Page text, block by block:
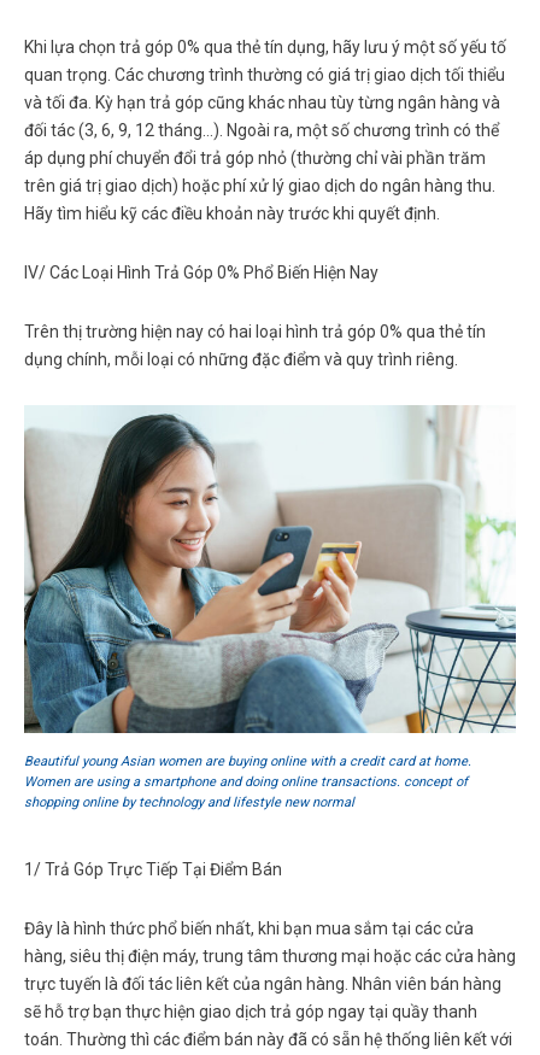
Khi lựa chọn trả góp 0% qua thẻ tín dụng, hãy lưu ý một số yếu tố
quan trọng. Các chương trình thường có giá trị giao dịch tối thiểu
và tối đa. Kỳ hạn trả góp cũng khác nhau tùy từng ngân hàng và
đối tác (3, 6, 9, 12 tháng…). Ngoài ra, một số chương trình có thể
áp dụng phí chuyển đổi trả góp nhỏ (thường chỉ vài phần trăm
trên giá trị giao dịch) hoặc phí xử lý giao dịch do ngân hàng thu.
Hãy tìm hiểu kỹ các điều khoản này trước khi quyết định.
IV/ Các Loại Hình Trả Góp 0% Phổ Biến Hiện Nay
Trên thị trường hiện nay có hai loại hình trả góp 0% qua thẻ tín
dụng chính, mỗi loại có những đặc điểm và quy trình riêng.
Beautiful young Asian women are buying online with a credit card at home.
Women are using a smartphone and doing online transactions. concept of
shopping online by technology and lifestyle new normal
1/ Trả Góp Trực Tiếp Tại Điểm Bán
Đây là hình thức phổ biến nhất, khi bạn mua sắm tại các cửa
hàng, siêu thị điện máy, trung tâm thương mại hoặc các cửa hàng
trực tuyến là đối tác liên kết của ngân hàng. Nhân viên bán hàng
sẽ hỗ trợ bạn thực hiện giao dịch trả góp ngay tại quầy thanh
toán. Thường thì các điểm bán này đã có sẵn hệ thống liên kết với